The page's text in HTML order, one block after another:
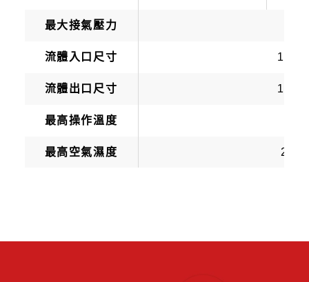
最大接氣壓力
流體入口尺寸 1/4
流體出口尺寸 1/4
最高操作溫度
最高空氣濕度